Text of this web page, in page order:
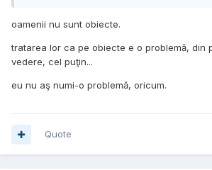
oamenii nu sunt obiecte.
tratarea lor ca pe obiecte e o problemă, din
vedere, cel puţin...
eu nu aş numi-o problemă, oricum.
Quote